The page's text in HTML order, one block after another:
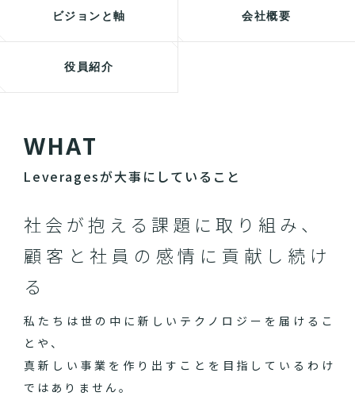
ビジョンと軸 会社概要
役員紹介
WHAT
Leveragesが大事にしていること
社会が抱える課題に取り組み、
顧客と社員の感情に貢献し続け
る
私たちは世の中に新しいテクノロジーを届けるこ
とや、
真新しい事業を作り出すことを目指しているわけ
ではありません。